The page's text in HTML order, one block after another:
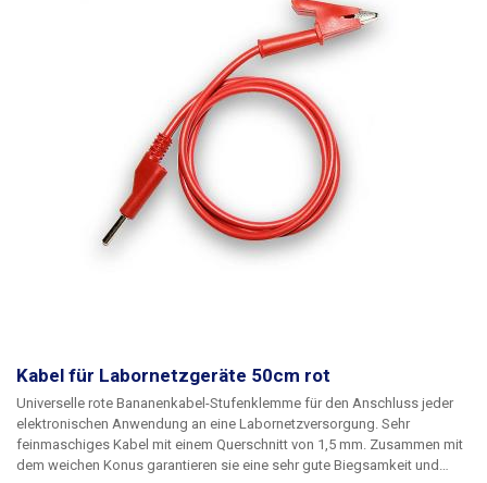
Kabel für Labornetzgeräte 50cm rot
Universelle rote Bananenkabel-Stufenklemme für den Anschluss jeder
elektronischen Anwendung an eine Labornetzversorgung. Sehr
feinmaschiges Kabel mit einem Querschnitt von 1,5 mm. Zusammen mit
dem weichen Konus garantieren sie eine sehr gute Biegsamkeit und